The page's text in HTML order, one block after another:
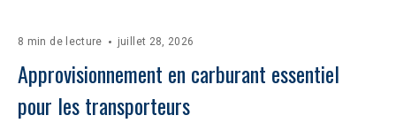
8 min de lecture juillet 28, 2026
Approvisionnement en carburant essentiel
pour les transporteurs